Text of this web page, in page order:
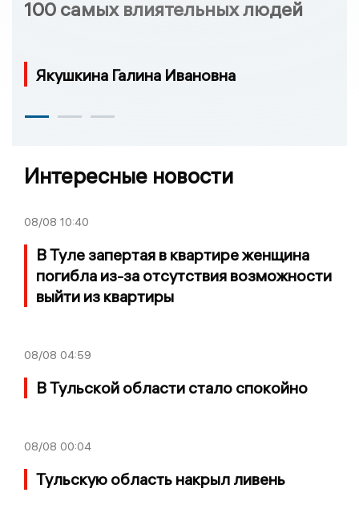
100 самых влиятельных людей
Якушкина Галина Ивановна
Интересные новости
08/08 10:40
В Туле запертая в квартире женщина
погибла из-за отсутствия возможности
выйти из квартиры
08/08 04:59
В Тульской области стало спокойно
08/08 00:04
Тульскую область накрыл ливень